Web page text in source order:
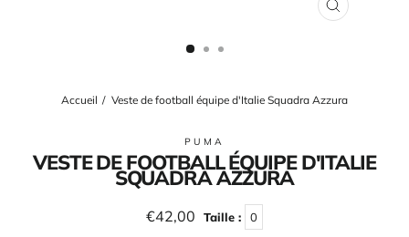
FERMER
Accueil / Veste de football équipe d'Italie Squadra Azzura
PUMA
VESTE DE FOOTBALL ÉQUIPE D'ITALIE
SQUADRA AZZURA
Prix
régulier
€42,00 Taille : 0